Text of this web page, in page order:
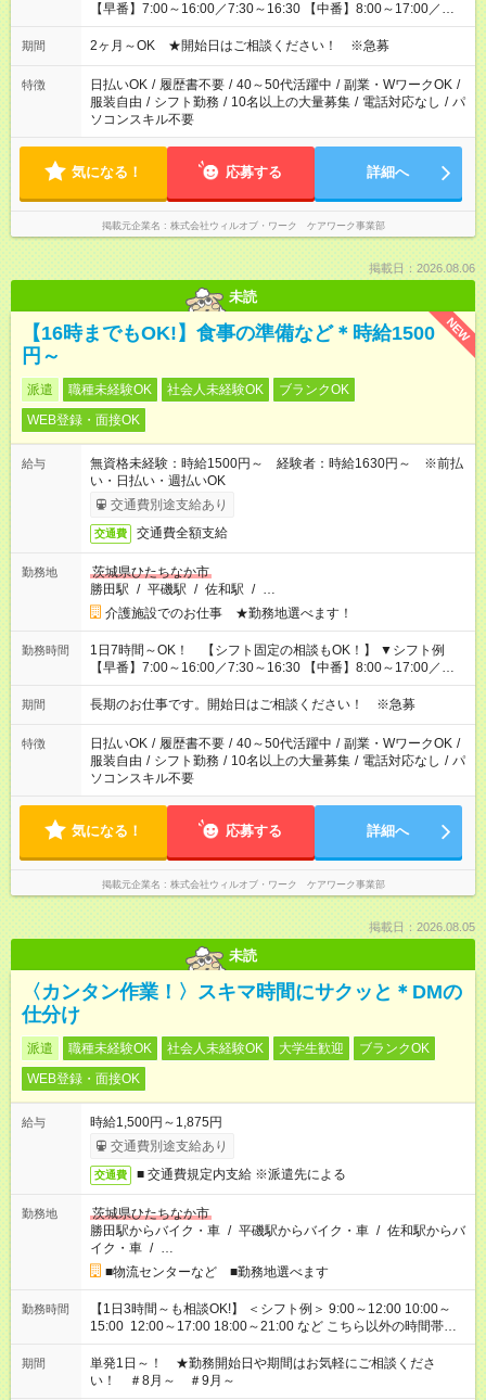
【早番】7:00～16:00／7:30～16:30 【中番】8:00～17:00／
9:00～18:00 【遅番】11:00～20:00／13:00～22:00
期間 2ヶ月～OK ★開始日はご相談ください！ ※急募
特徴 日払いOK / 履歴書不要 / 40～50代活躍中 / 副業・WワークOK /
服装自由 / シフト勤務 / 10名以上の大量募集 / 電話対応なし / パ
ソコンスキル不要
気になる！ 応募する 詳細へ
掲載元企業名 株式会社ウィルオブ・ワーク ケアワーク事業部
掲載日：2026.08.06
未読
NEW
【16時までもOK!】食事の準備など＊時給1500
円～
派遣 職種未経験OK 社会人未経験OK
ブランクOK
WEB登録・面接OK
給与
無資格未経験：時給1500円～ 経験者：時給1630円～ ※前払
い・日払い・週払いOK
交通費別途支給あり
交通費 交通費全額支給
勤務地
茨城県ひたちなか市
勝田駅 / 平磯駅 / 佐和駅 / …
介護施設でのお仕事 ★勤務地選べます！
勤務時間
1日7時間～OK！ 【シフト固定の相談もOK！】 ▼シフト例
【早番】7:00～16:00／7:30～16:30 【中番】8:00～17:00／
9:00～18:00 【遅番】11:00～20:00／13:00～22:00
期間 長期のお仕事です。開始日はご相談ください！ ※急募
特徴 日払いOK / 履歴書不要 / 40～50代活躍中 / 副業・WワークOK /
服装自由 / シフト勤務 / 10名以上の大量募集 / 電話対応なし / パ
ソコンスキル不要
気になる！ 応募する 詳細へ
掲載元企業名 株式会社ウィルオブ・ワーク ケアワーク事業部
掲載日：2026.08.05
未読
〈カンタン作業！〉スキマ時間にサクッと＊DMの
仕分け
派遣 職種未経験OK 社会人未経験OK 大学生歓迎
ブランクOK
WEB登録・面接OK
給与
時給1,500円～1,875円
交通費別途支給あり
交通費 ■ 交通費規定内支給 ※派遣先による
勤務地
茨城県ひたちなか市
勝田駅からバイク・車 / 平磯駅からバイク・車 / 佐和駅からバ
イク・車 / …
■物流センターなど ■勤務地選べます
勤務時間
【1日3時間～も相談OK!】 ＜シフト例＞ 9:00～12:00 10:00～
15:00 12:00～17:00 18:00～21:00 など こちら以外の時間帯も
お気軽にご相談ください！
期間
単発1日～！ ★勤務開始日や期間はお気軽にご相談くださ
い！ ＃8月～ ＃9月～